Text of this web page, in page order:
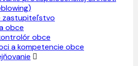
zastupiteľstvo
obce
obce
a kompetencie obce